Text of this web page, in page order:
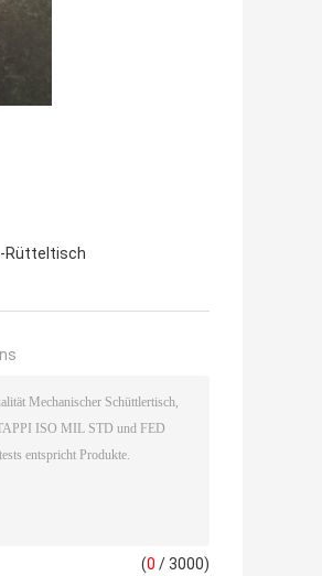
Rütteltisch
(0 / 3000)